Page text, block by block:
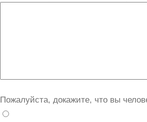
Пожалуйста, докажите, что вы